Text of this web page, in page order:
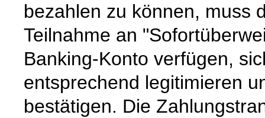
bezahlen zu können, muss
Teilnahme an
Banking-Konto verfügen,
entsprechend legitimieren
bestätigen. Die